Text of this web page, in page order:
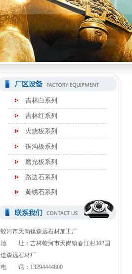
吉林白系列
吉林红系列
火烧板系列
锯沟板系列
磨光板系列
路边石系列
黄锈石系列
蛟河市天岗镇森远石材加工厂
地 址：吉林蛟河市天岗镇春江村302国
道森远石材厂
电 话：13294444800